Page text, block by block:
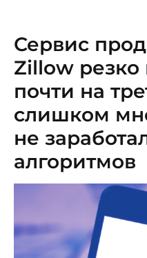
Сервис
Zillow
почти на
слишком
не
алгоритмов